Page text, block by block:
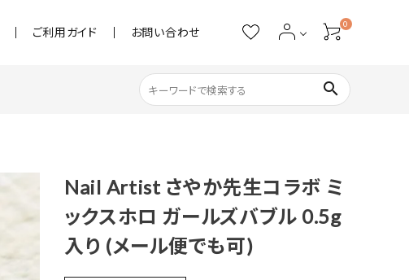
ご利用ガイド お問い合わせ
0
ストーン・パール
アクリル用品
search
Nail Artist さやか先生コラボ ミ
ックスホロ ガールズバブル 0.5g
入り (メール便でも可)